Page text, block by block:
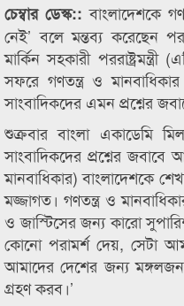
চেম্বার ডেস্ক::বাংলাদেশকে
নেই’ বলে মন্তব্য করেছেন
মার্কিন সহকারী
সফরে গণতন্ত্র ও
সাংবাদিকদের এমন প্রশ্নের
শুক্রবার বাংলা একাডেমি
সাংবাদিকদের প্রশ্নের
মানবাধিকার) বাংলাদেশকে
মজ্জাগত। গণতন্ত্র ও
ও জাস্টিসের জন্য কারো
কোনো পরামর্শ দেয়, সেটা
আমাদের দেশের জন্য
গ্রহণ করব।’